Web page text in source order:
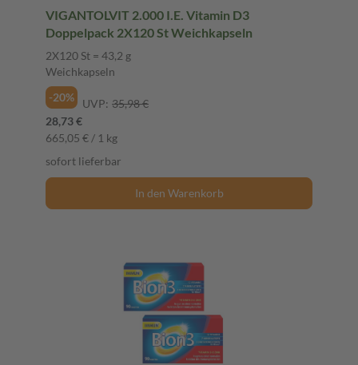
VIGANTOLVIT 2.000 I.E. Vitamin D3
Doppelpack 2X120 St Weichkapseln
2X120 St = 43,2 g
Weichkapseln
-20%
UVP: 35,98 €
28,73 €
665,05 € / 1 kg
sofort lieferbar
In den Warenkorb